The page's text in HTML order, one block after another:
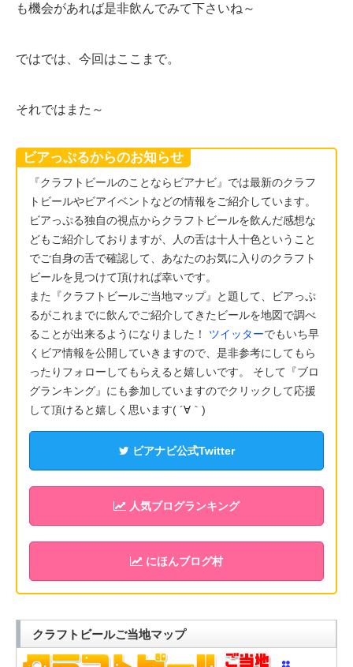
も機会があれば是非飲んでみて下さいね～
ではでは、今回はここまで。
それではまた～
ビアっぷるからのお知らせ
『クラフトビールのことならビアナビ』では最新のクラフ
トビールやビアイベントなどの情報をご紹介しています。
ビアっぷる独自の視点からクラフトビールを飲んだ感想な
どもご紹介しておりますが、人の舌は十人十色ということ
でご自身の舌で確認して、あなたのお気に入りのクラフト
ビールを見つけて頂ければ幸いです。
また『クラフトビールご当地マップ』と題して、ビアっぷ
るがこれまでに飲んでご紹介してきたビールを地図で調べ
ることが出来るようになりました！ ツイッターでもいち早
くビア情報を公開していきますので、是非参考にしてもら
ったりフォローしてもらえると嬉しいです。 そして『ブロ
グランキング』にも参加していますのでクリックして応援
して頂けると嬉しく思います( ´∀｀)
ビアナビ公式Twitter
人気ブログランキング
にほんブログ村
クラフトビールご当地マップ